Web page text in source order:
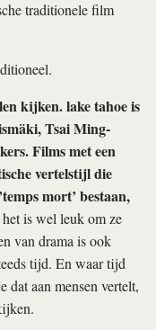
traditionele film
kijken.lake tahoeis
Tsai Ming-
Films met een
vertelstijl die
mort’ bestaan,
is wel leuk om ze
van drama is ook
tijd. En waar tijd
aan mensen vertelt,